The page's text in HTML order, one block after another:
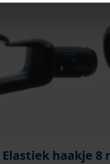
Elastiek haakje 8